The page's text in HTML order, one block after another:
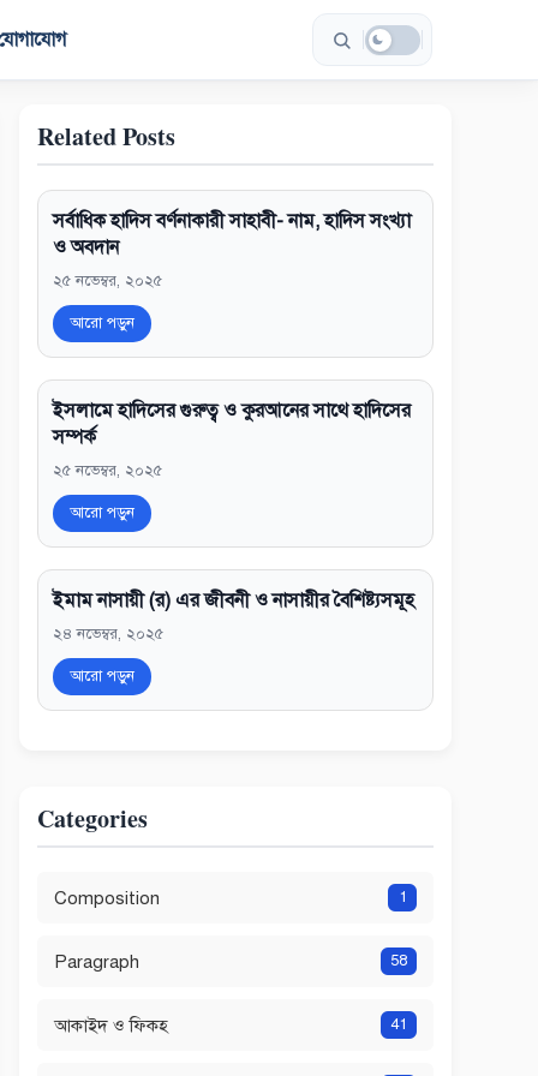
Related Posts
সর্বাধিক হাদিস বর্ণনাকারী সাহাবী- নাম, হাদিস সংখ্যা
ও অবদান
২৫ নভেম্বর, ২০২৫
আরো পড়ুন
ইসলামে হাদিসের গুরুত্ব ও কুরআনের সাথে হাদিসের
সম্পর্ক
২৫ নভেম্বর, ২০২৫
আরো পড়ুন
ইমাম নাসায়ী (র) এর জীবনী ও নাসায়ীর বৈশিষ্ট্যসমূহ
২৪ নভেম্বর, ২০২৫
আরো পড়ুন
Categories
Composition 1
Paragraph 58
আকাইদ ও ফিকহ 41